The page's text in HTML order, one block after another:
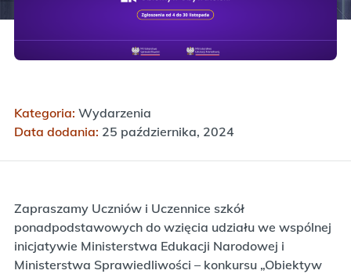
Kategoria: Wydarzenia
Data dodania: 25 października, 2024
Zapraszamy Uczniów i Uczennice szkół
ponadpodstawowych do wzięcia udziału we wspólnej
inicjatywie Ministerstwa Edukacji Narodowej i
Ministerstwa Sprawiedliwości – konkursu „Obiektyw